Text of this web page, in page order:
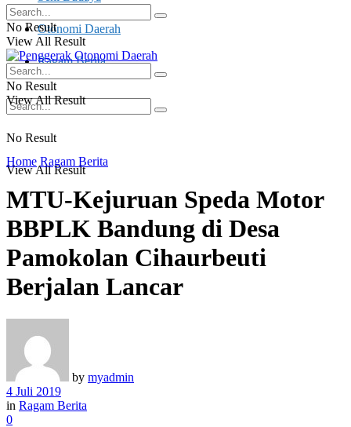
Otonomi Daerah
Ragam Berita
No Result
View All Result
No Result
View All Result
No Result
View All Result
Home Ragam Berita
MTU-Kejuruan Speda Motor
BBPLK Bandung di Desa
Pamokolan Cihaurbeuti
Berjalan Lancar
by myadmin
4 Juli 2019
in Ragam Berita
0